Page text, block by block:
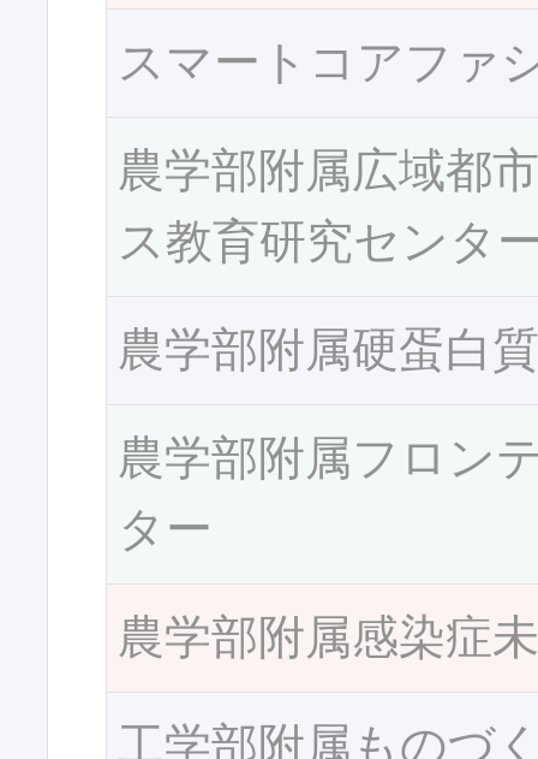
スマートコアファ
農学部附属広域都
ス教育研究センタ
農学部附属硬蛋白
農学部附属フロン
ター
農学部附属感染症
工学部附属ものづ